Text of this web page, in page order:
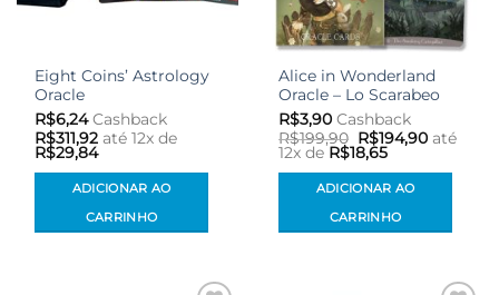
Eight Coins’ Astrology
Oracle
R$6,24Cashback
R$311,92 até 12x de
R$29,84
ADICIONAR AO
CARRINHO
Alice in Wonderland
Oracle – Lo Scarabeo
R$3,90 Cashback
R$199,90 O
preço
original
era:
R$199,90.
R$194,90Oaté
12x de R$18,65
ADICIONAR AO
CARRINHO